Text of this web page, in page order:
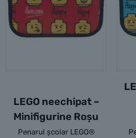
LEGO neechipat –
Minifigurine Roșu
Penarul școlar LEGO®